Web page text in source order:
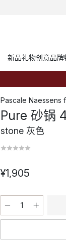
新品礼物创意品牌
Pascale Naessens
Pure 砂锅
stone 灰色
¥1,905